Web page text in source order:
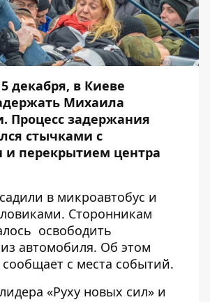
декабря, в Киеве
Михаила
Процесс задержания
стычками с
и перекрытием центра
в микроавтобус и
Сторонникам
освободить
автомобиля. Об этом
сообщает с места событий.
«Руху новых сил» и